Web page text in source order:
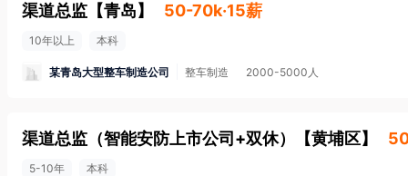
渠道总监 【青岛】 50-70k·15薪
10年以上 本科
某青岛大型整车制造公司 整车制造 2000-5000人
渠道总监（智能安防上市公司+双休） 【黄埔区】
5-10年 本科